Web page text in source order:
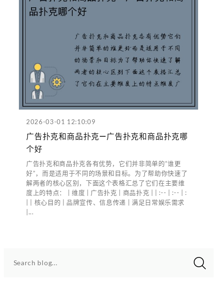
2026-03-01 12:10:09
广告扑克和商品扑克—广告扑克和商品扑克哪
个好
广告扑克和商品扑克各有优势，它们并非简单的“谁更
好”，而是适用于不同的场景和目标。为了帮助你快速了
解两者的核心区别，下面这个表格汇总了它们在主要维
度上的特点： | 维度 | 广告扑克 | 商品扑克 | | :-- | :-- | :
| | 核心目的 | 品牌宣传、信息传递 | 满足日常娱乐需求
|...
Search blog...